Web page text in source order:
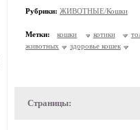
Рубрики: ЖИВОТНЫЕ/Кошки
Метки: кошки котики
животных
здоровье кошек
Страницы: